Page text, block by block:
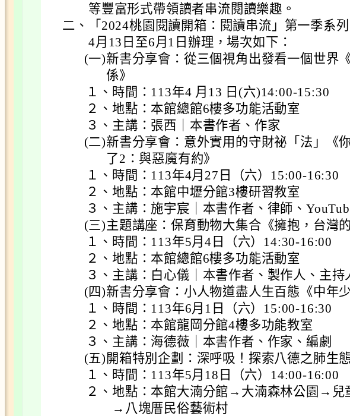
等豐富形式帶領讀者串流閱讀樂趣。
二、
「2024桃園閱讀開箱：閱讀串流」第一季系列
4月13日至6月1日辦理，場次如下：
(一)新書分享會：從三個視角出發看一個世界
係》
１、 時間：113年4 月13 日(六)14:00-15:30
２、 地點：本館總館6樓多功能活動室
３、 主講：張西｜本書作者、作家
(二)新書分享會：意外實用的守財祕「法」《
了2：與惡魔有約》
１、 時間：113年4月27日（六）15:00-16:30
２、 地點：本館中壢分館3樓研習教室
３、 主講：施宇宸｜本書作者、律師、
(三)主題講座：保育動物大集合《擁抱，台灣的
１、 時間：113年5月4日（六）14:30-16:00
２、 地點：本館總館6樓多功能活動室
３、 主講：白心儀｜本書作者、製作人、主持
(四)新書分享會：小人物道盡人生百態《中年
１、 時間：113年6月1日（六）15:00-16:30
２、 地點：本館龍岡分館4樓多功能教室
３、 主講：海德薇｜本書作者、作家、編劇
(五) 開箱特別企劃：深呼吸！探索八德之肺生
１、 時間：113年5月18日（六）14:00-16:00
２、 地點：本館大湳分館→大湳森林公園→兒
→八塊厝民俗藝術村